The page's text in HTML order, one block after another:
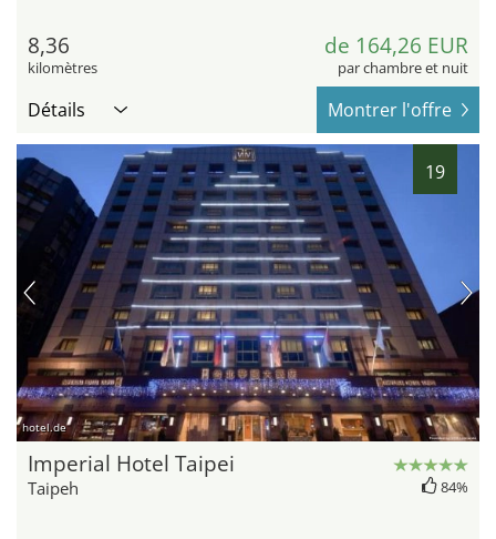
8,36
kilomètres
de 164,26 EUR
par chambre et nuit
Détails Montrer l'offre
19
hotel.de
Imperial Hotel Taipei
Taipeh 84%